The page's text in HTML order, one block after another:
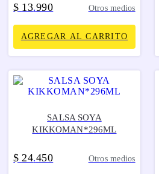
$ 13.990 Otros medios
AGREGAR AL CARRITO
SALSA SOYA
KIKKOMAN*296ML
$ 24.450 Otros medios